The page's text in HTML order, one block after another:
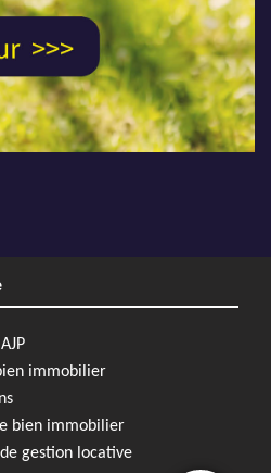
Immobilier Mérignac
Immobilier Mérignac
immobilier
bien immobilier
gestion locative